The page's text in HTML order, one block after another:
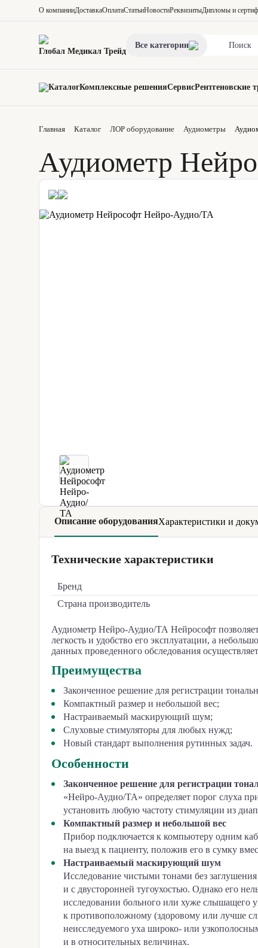
О компанииДоставкаОплатаСтатьиНовостиРеквизитыДипломы и
Глобал Медикал Трейд
Все категории
КаталогКомплексные решенияСервисРентгеновские
Главная Каталог ЛОР оборудование Аудиометры
Аудиометр
Описание оборудованияХарактеристики и
Технические характеристики
Бренд
Страна производитель
Аудиометр Нейро-Аудио/ТА Нейрософт
легкость и удобство его эксплуатации, а
данных проведенного обследования
Преимущества
Законченное решение для регистрации
Компактный размер и небольшой вес;
Настраиваемый маскирующий шум;
Слуховые стимуляторы для любых нужд;
Новый стандарт выполнения рутинных задач.
Особенности
Законченное решение для регистрации
«Нейро-Аудио/ТА» определяет порог слуха
установить любую частоту стимуляции из
Компактный размер и небольшой вес
Прибор подключается к компьютеру одним
на выезд к пациенту, положив его в сумку
Настраиваемый маскирующий шум
Исследование чистыми тонами без
и с двусторонней тугоухостью. Однако его
исследовании больного или хуже слышащего
к противоположному (здоровому или лучше
неисследуемого уха широко- или
и в относительных величинах.